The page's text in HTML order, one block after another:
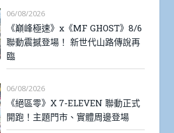
06/08/2026
《巔峰極速》x《MF GHOST》8/6
聯動震撼登場！ 新世代山路傳說再
臨
06/08/2026
《絕區零》X 7-ELEVEN 聯動正式
開跑！主題門市、實體周邊登場